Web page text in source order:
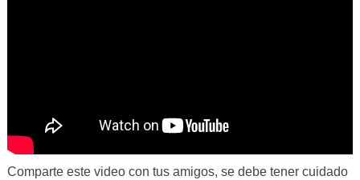
Comparte este video con tus amigos, se debe tener cuidado